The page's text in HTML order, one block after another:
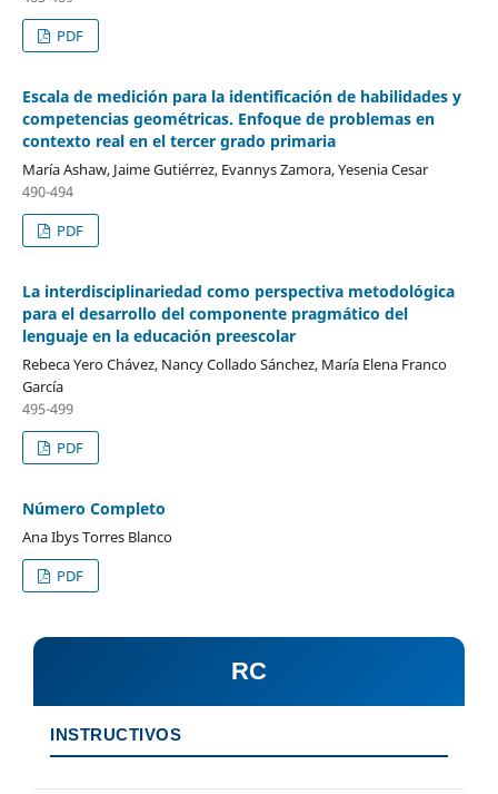
PDF
Escala de medición para la identificación de habilidades y
competencias geométricas. Enfoque de problemas en
contexto real en el tercer grado primaria
María Ashaw, Jaime Gutiérrez, Evannys Zamora, Yesenia Cesar
490-494
PDF
La interdisciplinariedad como perspectiva metodológica
para el desarrollo del componente pragmático del
lenguaje en la educación preescolar
Rebeca Yero Chávez, Nancy Collado Sánchez, María Elena Franco
García
495-499
PDF
Número Completo
Ana Ibys Torres Blanco
PDF
RC
INSTRUCTIVOS